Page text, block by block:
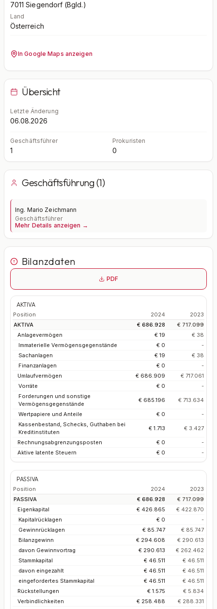
7011 Siegendorf (Bgld.)
Land
Österreich
In Google Maps anzeigen
Übersicht
Letzte Änderung
06.08.2026
Geschäftsführer
1
Prokuristen
0
Geschäftsführung (1)
Ing. Mario Zeichmann
Geschäftsführer
Mehr Details anzeigen →
Bilanzdaten
PDF
AKTIVA
Position 2024
2023
AKTIVA
€ 686.928
€ 717.099
Anlagevermögen
€ 19
€ 38
Immaterielle Vermögensgegenstände
€ 0
-
Sachanlagen
€ 19
€ 38
Finanzanlagen
€ 0
-
Umlaufvermögen
€ 686.909
€ 717.061
Vorräte
€ 0
-
Forderungen und sonstige
Vermögensgegenstände
€ 685.196 € 713.634
Wertpapiere und Anteile € 0
-
Kassenbestand, Schecks, Guthaben bei
Kreditinstituten
€ 1.713 € 3.427
Rechnungsabgrenzungsposten € 0
-
Aktive latente Steuern
€ 0 -
PASSIVA
Position 2024
2023
PASSIVA
€ 686.928
€ 717.099
Eigenkapital
€ 426.865
€ 422.870
Kapitalrücklagen
€ 0
-
Gewinnrücklagen
€ 85.747
€ 85.747
Bilanzgewinn
€ 294.608
€ 290.613
davon Gewinnvortrag
€ 290.613
€ 262.462
Stammkapital
€ 46.511
€ 46.511
davon eingezahlt
€ 46.511
€ 46.511
eingefordertes Stammkapital
€ 46.511
€ 46.511
Rückstellungen
€ 1.575
€ 5.834
Verbindlichkeiten
€ 258.488
€ 288.331